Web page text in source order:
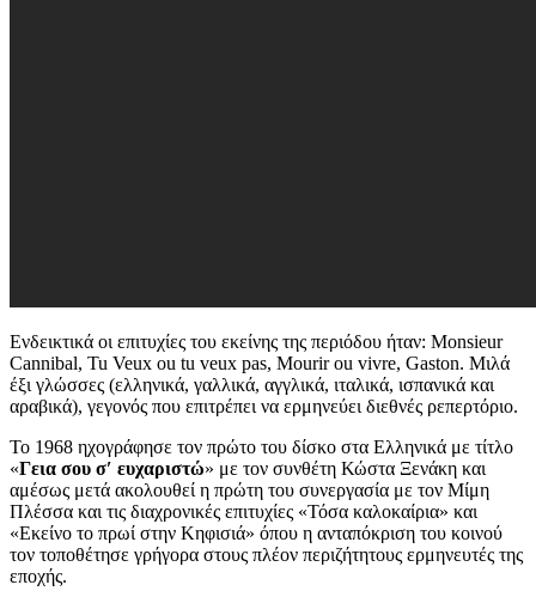
Ενδεικτικά οι επιτυχίες του εκείνης της περιόδου ήταν: Monsieur
Cannibal, Tu Veux ou tu veux pas, Mourir ou vivre, Gaston. Μιλά
έξι γλώσσες (ελληνικά, γαλλικά, αγγλικά, ιταλικά, ισπανικά και
αραβικά), γεγονός που επιτρέπει να ερμηνεύει διεθνές ρεπερτόριο.
Το 1968 ηχογράφησε τον πρώτο του δίσκο στα Ελληνικά με τίτλο
«Γεια σου σ′ ευχαριστώ» με τον συνθέτη Κώστα Ξενάκη και
αμέσως μετά ακολουθεί η πρώτη του συνεργασία με τον Μίμη
Πλέσσα και τις διαχρονικές επιτυχίες «Τόσα καλοκαίρια» και
«Εκείνο το πρωί στην Κηφισιά» όπου η ανταπόκριση του κοινού
τον τοποθέτησε γρήγορα στους πλέον περιζήτητους ερμηνευτές της
εποχής.